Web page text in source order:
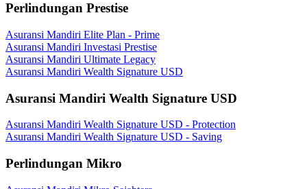
Perlindungan Prestise
Asuransi Mandiri Elite Plan - Prime
Asuransi Mandiri Investasi Prestise
Asuransi Mandiri Ultimate Legacy
Asuransi Mandiri Wealth Signature USD
Asuransi Mandiri Wealth Signature USD
Asuransi Mandiri Wealth Signature USD - Protection
Asuransi Mandiri Wealth Signature USD - Saving
Perlindungan Mikro